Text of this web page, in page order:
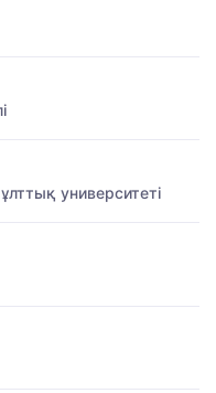
университеті